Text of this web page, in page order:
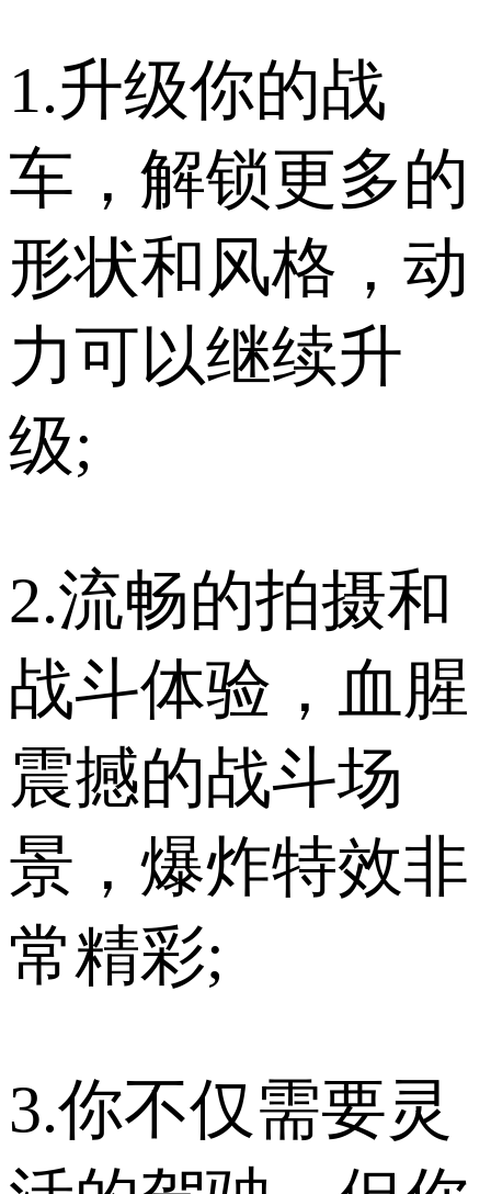
1.升级你的战
车，解锁更多的
形状和风格，动
力可以继续升
级;
2.流畅的拍摄和
战斗体验，血腥
震撼的战斗场
景，爆炸特效非
常精彩;
3.你不仅需要灵